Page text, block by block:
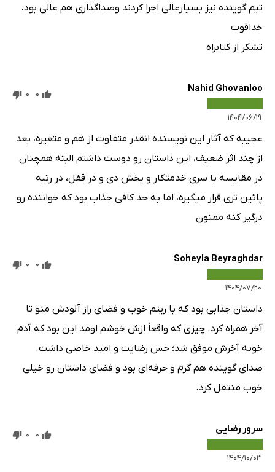
تیم گوینده نیز بسیارعالی اجرا کردند وصداگذاری هم عالی بود،
خداقوت
تشکر از کتابراه
Nahid Ghovanloo
۱۴۰۴/۰۶/۱۹
0
0
عجیبه که آثار این نویسنده انقدر متفاوت از هم و متغیره، بعد
از چند اثر ضعیف، این داستان رو دوست داشتم البته همچنان
در مقایسه با سری خدمتکار و بخش دی و در قفل، در رتبه
پائین تری قرار میگیره، اما به حد کافی جذاب بود که خواننده رو
درگیر کنه ممنون
Soheyla Beyraghdar
۱۴۰۴/۰۷/۲۰
0
0
داستان جذابی بود که با ریتم خوب و فضای راز آلودش منو تا
آخر همراه کرد. چیزی که واقعاً ازش خوشم اومد این بود که آدم
خوبه آخرش موفق شد؛ حس رضایت و امید خاصی داشت.
صدای گوینده هم گرم و حرفه‌ای بود و فضای داستان رو خیلی
خوب منتقل کرد.
سرور رضایی
۱۴۰۴/۱۰/۰۳
0
0